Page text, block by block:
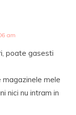
am
poate gasesti
magazinele mele
nici nu intram in